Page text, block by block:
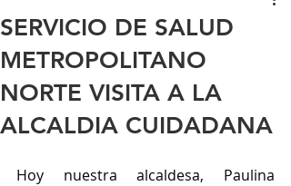
SERVICIO DE SALUD
METROPOLITANO
NORTE VISITA A LA
ALCALDIA CUIDADANA
Hoy nuestra alcaldesa, Paulina